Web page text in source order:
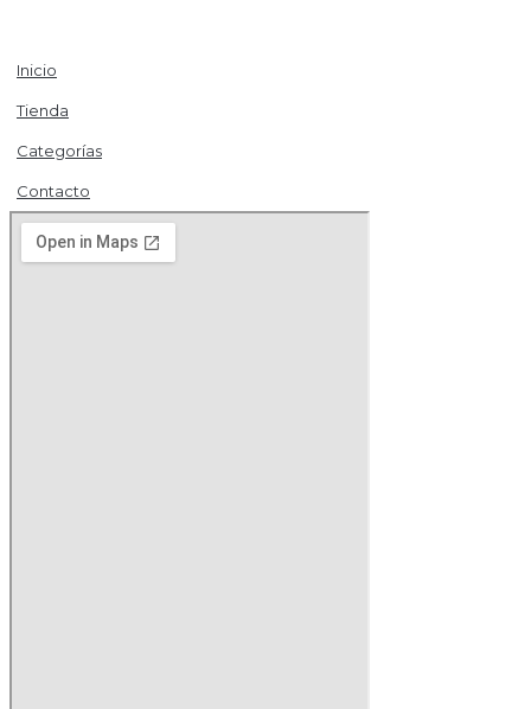
Inicio
Tienda
Categorías
Contacto